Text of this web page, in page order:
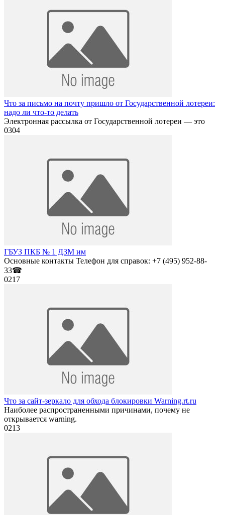
Что за письмо на почту пришло от Государственной лотереи:
надо ли что-то делать
Электронная рассылка от Государственной лотереи — это
0304
ГБУЗ ПКБ № 1 ДЗМ им
Основные контакты Телефон для справок: +7 (495) 952-88-
33☎
0217
Что за сайт-зеркало для обхода блокировки Warning.rt.ru
Наиболее распространенными причинами, почему не
открывается warning.
0213